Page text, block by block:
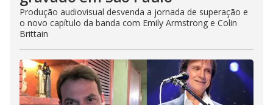
Produção audiovisual desvenda a jornada de superação e
o novo capítulo da banda com Emily Armstrong e Colin
Brittain